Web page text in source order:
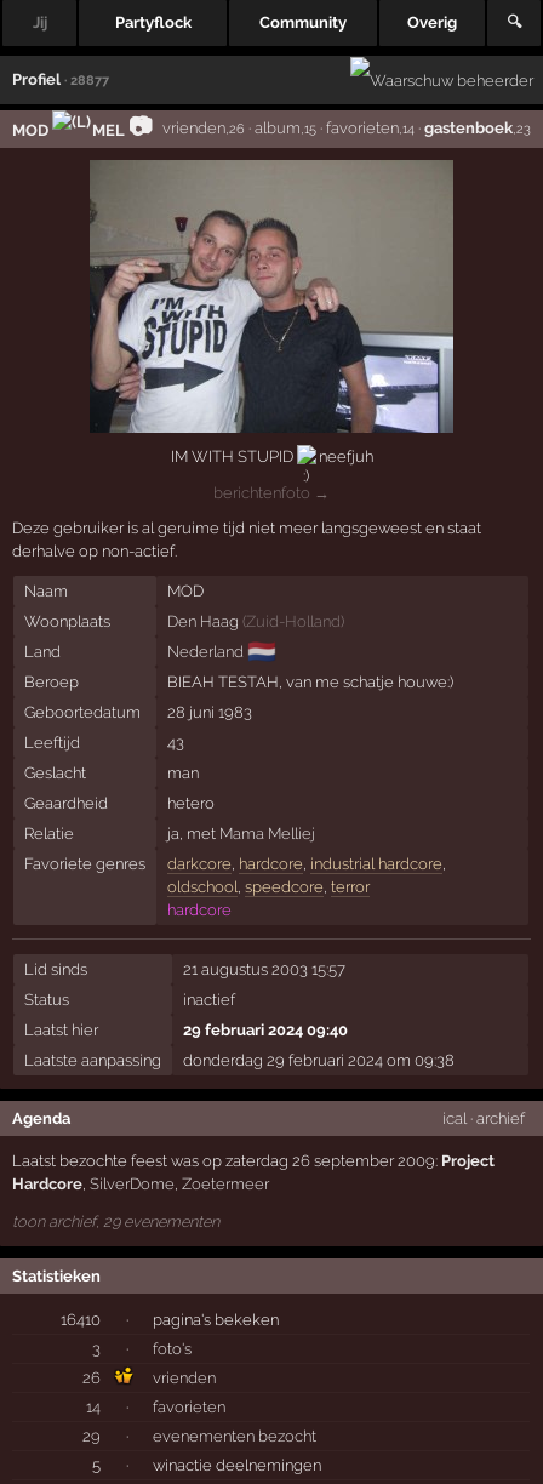
Jij Partyflock Community Overig 🔍
Profiel · 28877
MOD MEL 📷 vrienden,26 · album ,15· favorieten,14· gastenboek,23
IM WITH STUPID
neefjuh
berichtenfoto →
Deze gebruiker is al geruime tijd niet meer langsgeweest en staat
derhalve op non-actief.
Naam
MOD
Woonplaats
Den Haag (Zuid-Holland)
Land
Nederland 🇳🇱
Beroep
BIEAH TESTAH, van me schatje houwe:)
Geboortedatum
28 juni 1983
Leeftijd
43
Geslacht
man
Geaardheid
hetero
Relatie
ja, met Mama Melliej
Favoriete genres
darkcore, hardcore, industrial hardcore,
oldschool, speedcore, terror
hardcore
Lid sinds
21 augustus 2003 15:57
Status
inactief
Laatst hier
29 februari 2024 09:40
Laatste aanpassing
donderdag 29 februari 2024 om 09:38
Agenda ical· archief
Laatst bezochte feest was op zaterdag 26 september 2009: Project
Hardcore ,SilverDome ,Zoetermeer
toon archief, 29 evenementen
Statistieken
16410 ·
pagina's bekeken
3
·
foto's
26
vrienden
14
·
favorieten
29
·
evenementen bezocht
5
·
winactie deelnemingen